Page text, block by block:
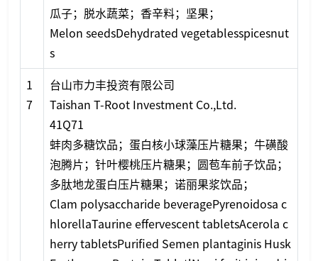
瓜子；脱水蔬菜；香辛料；坚果；
Melon seedsDehydrated vegetablesspicesnut
s
1
7
台山市力丰投资有限公司
Taishan T-Root Investment Co.,Ltd.
41Q71
蚌肉多糖饮品；蛋白核小球藻压片糖果；牛磺酸
泡腾片；针叶樱桃压片糖果；圆苞车前子饮品；
多肽地龙蛋白压片糖果；诺丽果浆饮品；
Clam polysaccharide beveragePyrenoidosa c
hlorellaTaurine effervescent tabletsAcerola c
herry tabletsPurified Semen plantaginis Husk